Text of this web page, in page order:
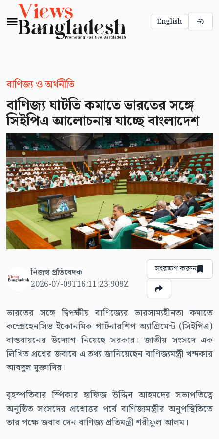
English
বাণিজ্য ও অর্থনীতি
বাণিজ্য ঘাটতি কমাতে ভারতের সঙ্গে
সিইপিএ আলোচনায় যাচ্ছে বাংলাদেশ
নিজস্ব প্রতিবেদক
2026-07-09T16:11:23.909Z
সংরক্ষণ করুন
ভারতের সঙ্গে দ্বিপক্ষীয় বাণিজ্যের ভারসাম্যহীনতা কমাতে
কম্প্রেহেনসিভ ইকোনমিক পার্টনারশিপ অ্যাগ্রিমেন্ট (সিইপিএ)
বাস্তবায়নের উদ্যোগ নিয়েছে সরকার। জাতীয় সংসদে এক
লিখিত প্রশ্নের জবাবে এ তথ্য জানিয়েছেন বাণিজ্যমন্ত্রী খন্দকার
আবদুল মুক্তাদির।
বৃহস্পতিবার স্পিকার হাফিজ উদ্দিন আহমদের সভাপতিত্বে
অনুষ্ঠিত সংসদের প্রশ্নোত্তর পর্বে বাণিজ্যমন্ত্রীর অনুপস্থিতিতে
তার পক্ষে জবাব দেন বাণিজ্য প্রতিমন্ত্রী শরীফুল আলম।